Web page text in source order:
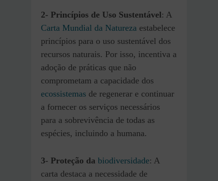
2- Princípios de Uso Sustentável: A
Carta Mundial da Natureza estabelece
princípios para o uso sustentável dos
recursos naturais. Por isso, incentiva a
adoção de práticas que não
comprometam a capacidade dos
ecossistemas de regenerar e continuar
a fornecer os serviços necessários
para a sobrevivência de todas as
espécies, incluindo a humana.
3- Proteção da biodiversidade: A
carta destaca a necessidade de